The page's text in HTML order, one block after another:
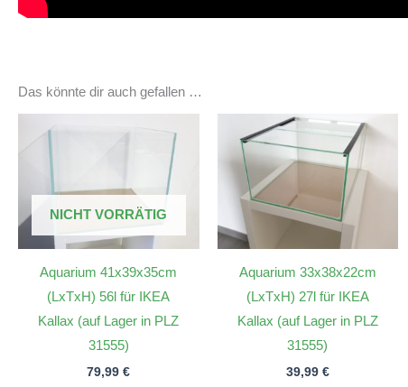
Das könnte dir auch gefallen …
NICHT VORRÄTIG
Aquarium 41x39x35cm
(LxTxH) 56l für IKEA
Kallax (auf Lager in PLZ
31555)
79,99€
Aquarium 33x38x22cm
(LxTxH) 27l für IKEA
Kallax (auf Lager in PLZ
31555)
39,99 €